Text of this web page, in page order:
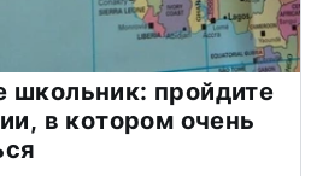
школьник: пройдите
в котором очень